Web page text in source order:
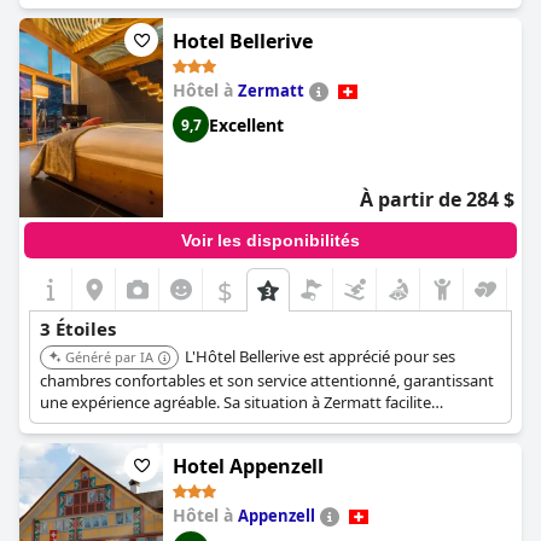
prix plus élevé pour ce qui est offert. Dans l'ensemble, l'Hotel
Central Continentaloffre confort et service dignes d'un hôtel
trois étoiles, dans un cadre d'élégance historique qui pourrait
bénéficier de retouches modernes.
actives, avec un accès facile aux pistes et est situé au pied du Piz
Palü.
Hotel Bellerive
Hôtel à Zermatt
9,7 Excellent
À partir de 284 $
Voir les disponibilités
$
3 Étoiles
Généré par IA
L'Hôtel Bellerive est apprécié pour ses
chambres confortables et son service attentionné, garantissant
une expérience agréable. Sa situation à Zermatt facilite
l'exploration du village et des montagnes environnantes.
Hotel Appenzell
Hôtel à Appenzell